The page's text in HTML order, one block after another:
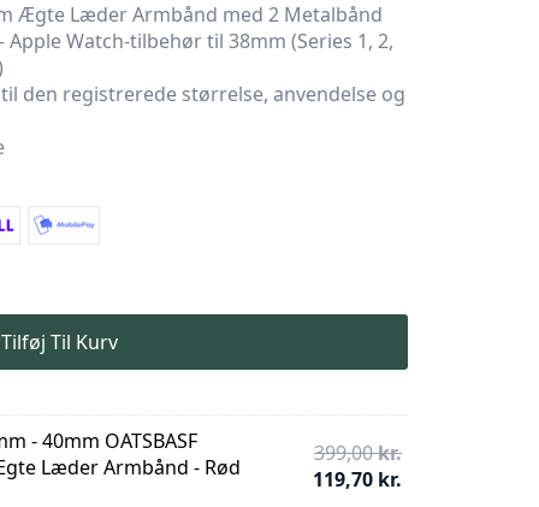
Ægte Læder Armbånd med 2 Metalbånd
Watch-tilbehør til 38mm (Series 1, 2,
den registrerede størrelse, anvendelse og
Tilføj Til Kurv
- 40mm OATSBASF
Læder Armbånd - Rød
399,00kr.Den
119,70 kr.